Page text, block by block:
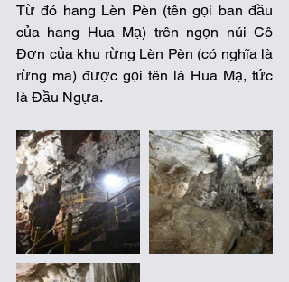
Từ đó hang Lèn Pèn (tên gọi ban đầu
của hang Hua Mạ) trên ngọn núi Cô
Đơn của khu rừng Lèn Pèn (có nghĩa là
rừng ma) được gọi tên là Hua Mạ, tức
là Đầu Ngựa.